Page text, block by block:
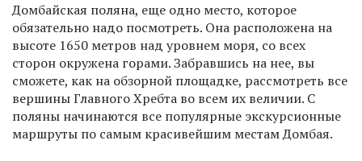
Домбайская поляна, еще одно место, которое
обязательно надо посмотреть. Она расположена на
высоте 1650 метров над уровнем моря, со всех
сторон окружена горами. Забравшись на нее, вы
сможете, как на обзорной площадке, рассмотреть все
вершины Главного Хребта во всем их величии. С
поляны начинаются все популярные экскурсионные
маршруты по самым красивейшим местам Домбая.